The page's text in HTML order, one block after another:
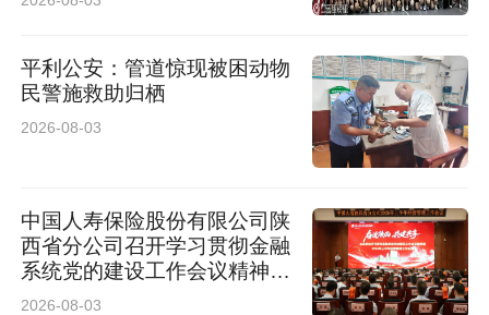
平利公安：管道惊现被困动物
民警施救助归栖
2026-08-03
中国人寿保险股份有限公司陕
西省分公司召开学习贯彻金融
系统党的建设工作会议精神暨
2026年上半年经营管理工作
2026-08-03